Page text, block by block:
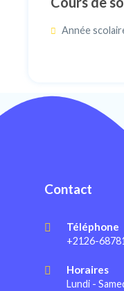
Année
Contact
Téléphone
+2126-
Horaires
Lundi -